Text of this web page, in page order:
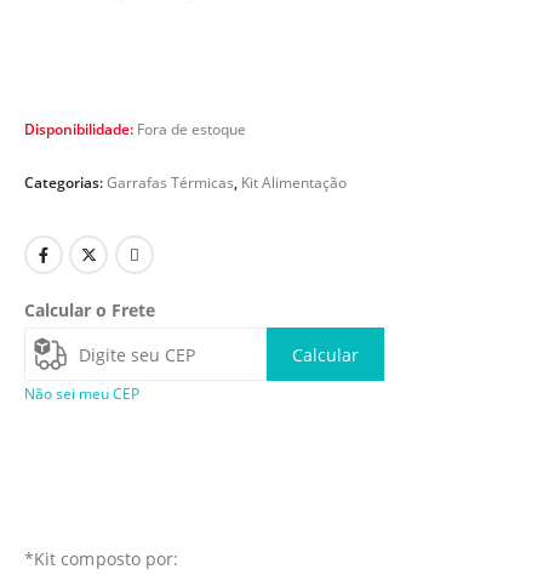
Disponibilidade: Fora de estoque
Categorias:Garrafas Térmicas, Kit Alimentação
Calcular o Frete
Calcular
Não sei meu CEP
*Kit composto por: